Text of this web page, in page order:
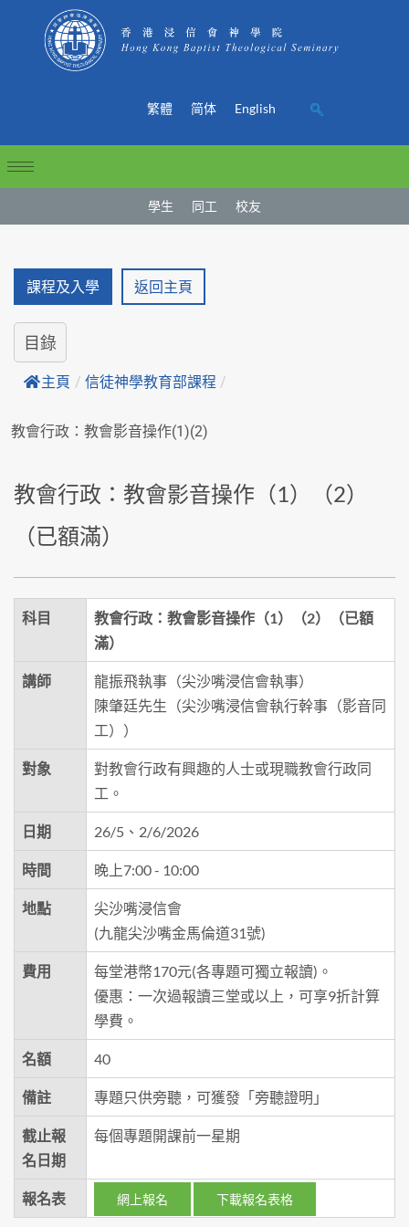
繁體 简体 English
學生 同工 校友
課程及入學 返回主頁
目錄
主頁 / 信徒神學教育部課程 /
教會行政：教會影音操作(1)(2)
教會行政：教會影音操作（1）（2）
（已額滿）
科目
教會行政：教會影音操作（1）（2）（已額
滿）
講師
龍振飛執事（尖沙嘴浸信會執事）
陳肇廷先生（尖沙嘴浸信會執行幹事（影音同
工））
對象
對教會行政有興趣的人士或現職教會行政同
工。
日期 26/5、2/6/2026
時間 晚上7:00 - 10:00
地點
尖沙嘴浸信會
(九龍尖沙嘴金馬倫道31號)
費用
每堂港幣170元(各專題可獨立報讀)。
優惠：一次過報讀三堂或以上，可享9折計算
學費。
名額 40
備註 專題只供旁聽，可獲發「旁聽證明」
截止報
名日期
每個專題開課前一星期
報名表 網上報名 下載報名表格